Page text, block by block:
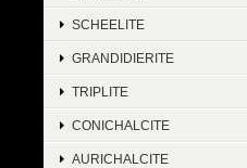
SCHEELITE
GRANDIDIERITE
TRIPLITE
CONICHALCITE
AURICHALCITE